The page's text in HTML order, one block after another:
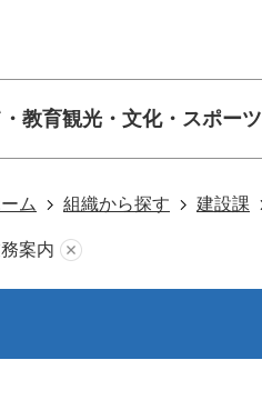
教育観光・文化・スポーツ
ム 組織から探す 建設課
案内